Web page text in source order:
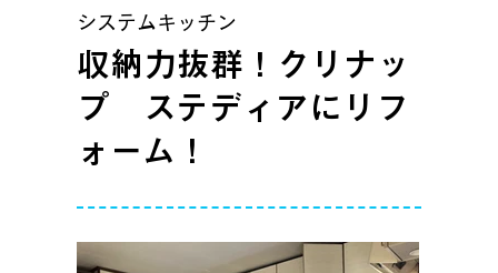
システムキッチン
収納力抜群！クリナッ
プ ステディアにリフ
ォーム！